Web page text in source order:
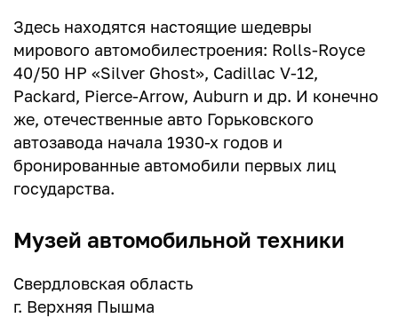
Здесь находятся настоящие шедевры
мирового автомобилестроения: Rolls-Royce
40/50 HP «Silver Ghost», Cadillac V-12,
Packard, Pierce-Arrow, Auburn и др. И конечно
же, отечественные авто Горьковского
автозавода начала 1930-х годов и
бронированные автомобили первых лиц
государства.
Музей автомобильной техники
Свердловская область
г. Верхняя Пышма